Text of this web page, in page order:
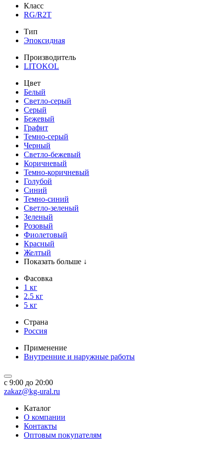
Класс
RG/R2T
Тип
Эпоксидная
Производитель
LITOKOL
Цвет
Белый
Светло-серый
Серый
Бежевый
Графит
Темно-серый
Черный
Светло-бежевый
Коричневый
Темно-коричневый
Голубой
Синий
Темно-синий
Светло-зеленый
Зеленый
Розовый
Фиолетовый
Красный
Желтый
Показать больше ↓
Фасовка
1 кг
2.5 кг
5 кг
Страна
Россия
Применение
Внутренние и наружные работы
c 9:00 до 20:00
zakaz@kg-ural.ru
Каталог
О компании
Контакты
Оптовым покупателям